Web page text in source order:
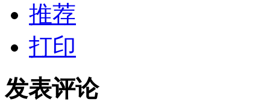
推荐
打印
发表评论